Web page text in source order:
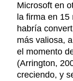
Microsoft en
la firma en
habría
más valiosa,
el momento
(Arrington,
creciendo, y